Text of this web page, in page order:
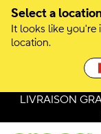
Select a
It looks like you're
location.
LIVRAISON